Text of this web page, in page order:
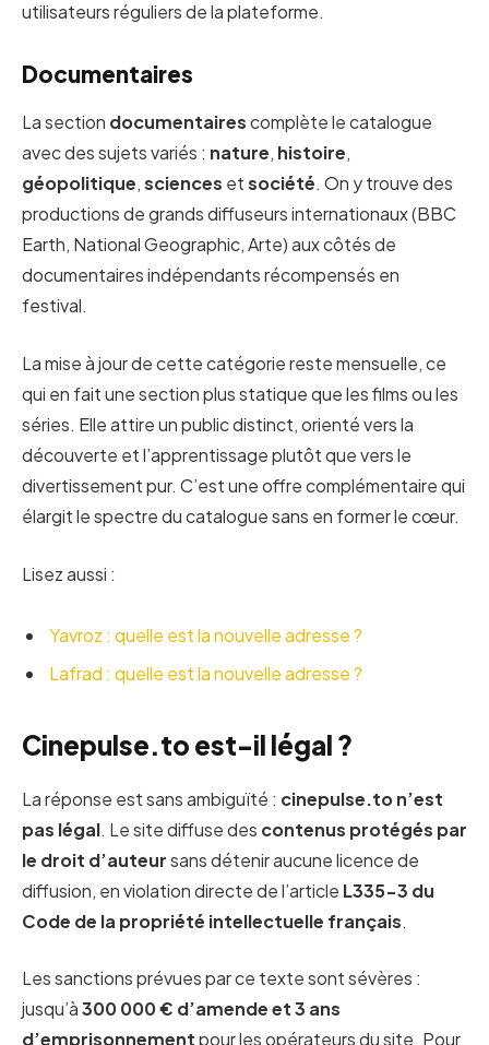
utilisateurs réguliers de la plateforme.
Documentaires
La section documentairescomplète le catalogue
avec des sujets variés : nature, histoire,
géopolitique,sciences etsociété. On y trouve des
productions de grands diffuseurs internationaux (BBC
Earth, National Geographic, Arte) aux côtés de
documentaires indépendants récompensés en
festival.
La mise à jour de cette catégorie reste mensuelle, ce
qui en fait une section plus statique que les films ou les
séries. Elle attire un public distinct, orienté vers la
découverte et l’apprentissage plutôt que vers le
divertissement pur. C’est une offre complémentaire qui
élargit le spectre du catalogue sans en former le cœur.
Lisez aussi :
Yavroz : quelle est la nouvelle adresse ?
Lafrad : quelle est la nouvelle adresse ?
Cinepulse.to est-il légal ?
La réponse est sans ambiguïté : cinepulse.to n’est
pas légal. Le site diffuse des contenus protégés par
le droit d’auteursans détenir aucune licence de
diffusion, en violation directe de l’article L335-3 du
Code de la propriété intellectuelle français.
Les sanctions prévues par ce texte sont sévères :
jusqu’à300 000 € d’amende et 3 ans
d’emprisonnementpour les opérateurs du site. Pour